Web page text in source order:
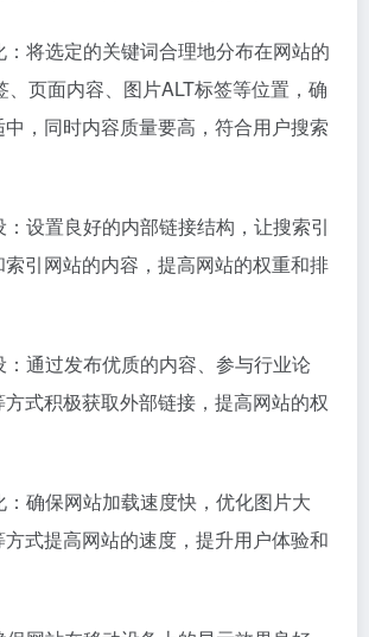
将选定的关键词合理地分布在网站的
、页面内容、图片ALT标签等位置，确
，同时内容质量要高，符合用户搜索
设置良好的内部链接结构，让搜索引
引网站的内容，提高网站的权重和排
：通过发布优质的内容、参与行业论
式积极获取外部链接，提高网站的权
确保网站加载速度快，优化图片大
式提高网站的速度，提升用户体验和